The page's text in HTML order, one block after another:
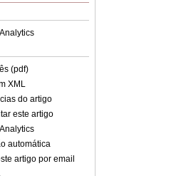
(pdf)
XML
do artigo
este artigo
automática
artigo por email